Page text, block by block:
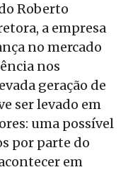
Roberto
a empresa
no mercado
nos
geração de
ser levado em
uma possível
por parte do
em